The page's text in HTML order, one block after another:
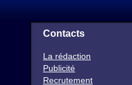
Contacts
La rédaction
Publicité
Recrutement